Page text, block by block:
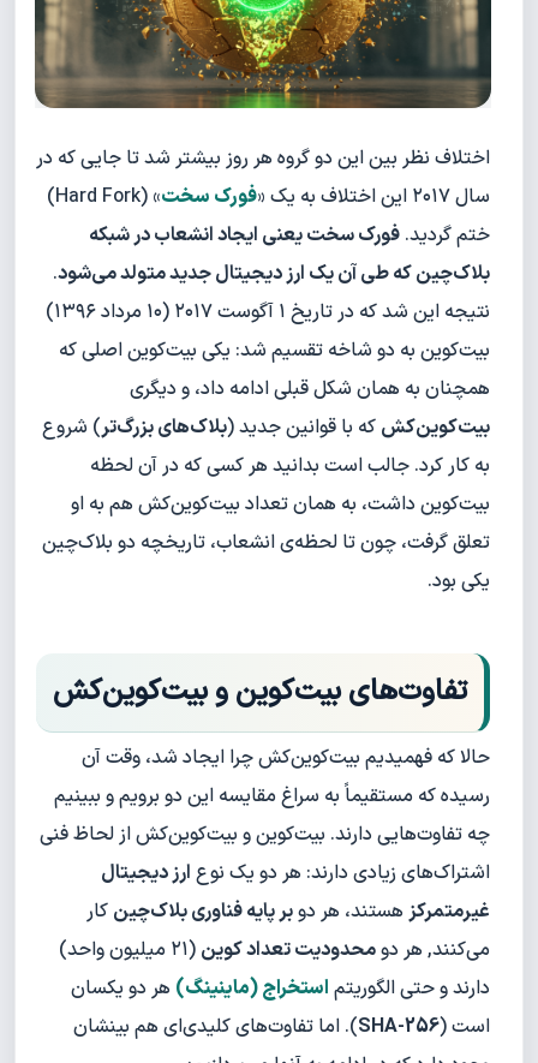
اختلاف نظر بین این دو گروه هر روز بیشتر شد تا جایی که در
سال ۲۰۱۷ این اختلاف به یک «
فورک سخت
» (Hard Fork)
ختم گردید. فورک سخت یعنی ایجاد انشعاب در شبکه
بلاک‌چین که طی آن یک ارز دیجیتال جدید متولد می‌شود.
نتیجه این شد که در تاریخ ۱ آگوست ۲۰۱۷ (۱۰ مرداد ۱۳۹۶)
بیت‌کوین به دو شاخه تقسیم شد: یکی بیت‌کوین اصلی که
همچنان به همان شکل قبلی ادامه داد، و دیگری
بیت‌کوین‌کش که با قوانین جدید (بلاک‌های بزرگ‌تر) شروع
به کار کرد. جالب است بدانید هر کسی که در آن لحظه
بیت‌کوین داشت، به همان تعداد بیت‌کوین‌کش هم به او
تعلق گرفت، چون تا لحظه‌ی انشعاب، تاریخچه دو بلاک‌چین
یکی بود.
تفاوت‌های بیت‌کوین و بیت‌کوین‌کش
حالا که فهمیدیم بیت‌کوین‌کش چرا ایجاد شد، وقت آن
رسیده که مستقیماً به سراغ مقایسه این دو برویم و ببینیم
چه تفاوت‌هایی دارند. بیت‌کوین و بیت‌کوین‌کش از لحاظ فنی
اشتراک‌های زیادی دارند: هر دو یک نوع ارز دیجیتال
غیرمتمرکز هستند، هر دوبر پایه فناوری بلاک‌چین کار
می‌کنند, هر دومحدودیت تعداد کوین
(۲۱ میلیون واحد)
دارند و حتی الگوریتم استخراج (ماینینگ) هر دو یکسان
است (SHA-256). اما تفاوت‌های کلیدی‌ای هم بینشان